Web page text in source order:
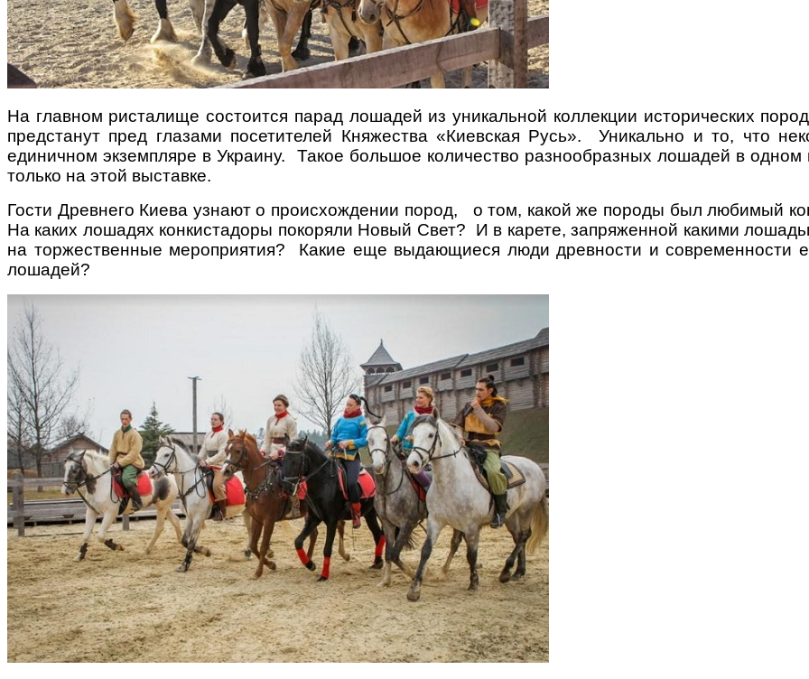
Поради багатодітної мами:
особистісний розвиток в
декреті
Ми запитали у зіркових
мам, яка вона - мамаWOW
На главном ристалище состоится парад лошадей из уникальной коллекции исторических
предстанут пред глазами посетителей Княжества «Киевская Русь». Уникально и то, что
единичном экземпляре в Украину. Такое большое количество разнообразных лошадей в
только на этой выставке.
Гости Древнего Киева узнают о происхождении пород, о том, какой же породы был любимый
На каких лошадях конкистадоры покоряли Новый Свет? И в карете, запряженной какими
на торжественные мероприятия? Какие еще выдающиеся люди древности и современности
лошадей?